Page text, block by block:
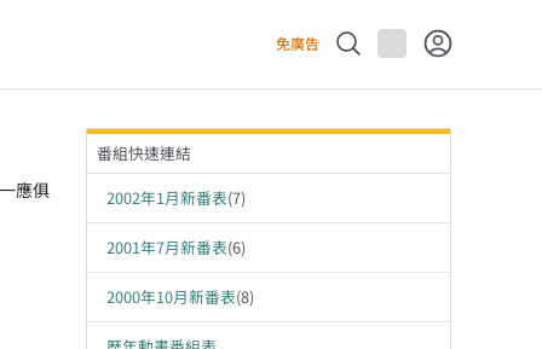
免廣告
應俱
番組快速連結
2002年1月新番表(7)
2001年7月新番表(6)
2000年10月新番表(8)